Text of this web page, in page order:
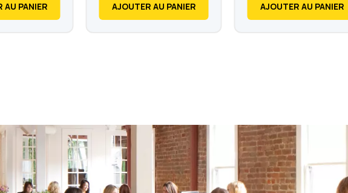
AU PANIER
AJOUTER AU PANIER
AJOUTER AU PANIER